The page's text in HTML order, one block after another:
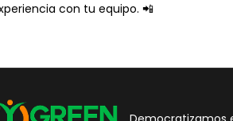
con tu equipo. 📲